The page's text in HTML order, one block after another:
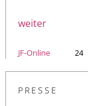
weiter
JF-Online 24
PRESSE